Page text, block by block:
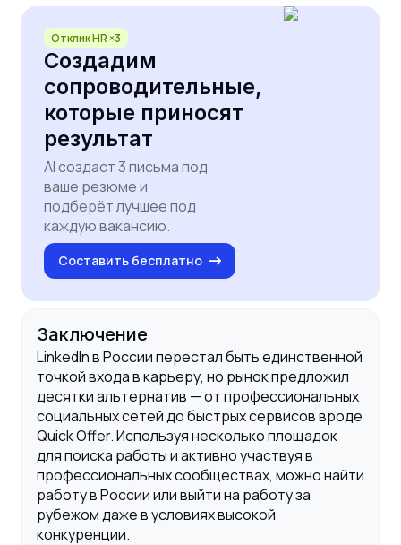
Отклик HR ×3
Создадим
сопроводительные,
которые приносят
результат
AI создаст 3 письма под
ваше резюме и
подберёт лучшее под
каждую вакансию.
Составить бесплатно
Заключение
LinkedIn в России перестал быть единственной
точкой входа в карьеру, но рынок предложил
десятки альтернатив — от профессиональных
социальных сетей до быстрых сервисов вроде
Quick Offer. Используя несколько площадок
для поиска работы и активно участвуя в
профессиональных сообществах, можно найти
работу в России или выйти на работу за
рубежом даже в условиях высокой
конкуренции.